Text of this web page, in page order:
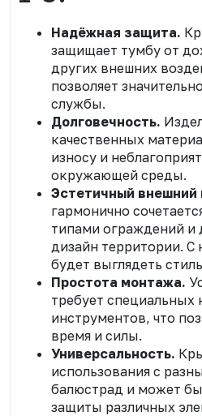
Надёжная защита.
защищает тумбу от
других внешних
позволяет
службы.
Долговечность.
качественных
износу и
окружающей среды.
Эстетичный внешний
гармонично
типами ограждений и
дизайн территории. С
будет выглядеть
Простота монтажа.
требует специальных
инструментов, что
время и силы.
Универсальность.
использования с
балюстрад и может
защиты различных